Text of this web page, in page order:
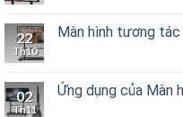
22
Th10
Màn hình tương tác
02
Th11
Ứng dụng của Màn